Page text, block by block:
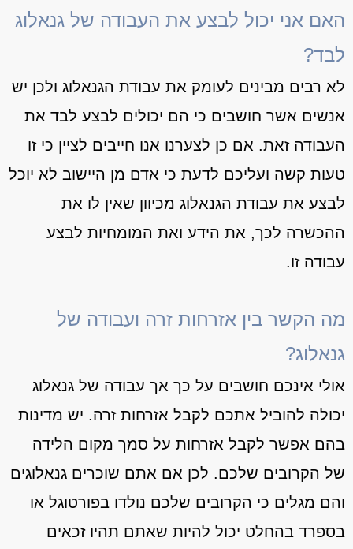
האם אני יכול לבצע את העבודה של גנאלוג
לבד?
לא רבים מבינים לעומק את עבודת הגנאלוג ולכן יש
אנשים אשר חושבים כי הם יכולים לבצע לבד את
העבודה זאת. אם כן לצערנו אנו חייבים לציין כי זו
טעות קשה ועליכם לדעת כי אדם מן היישוב לא יוכל
לבצע את עבודת הגנאלוג מכיוון שאין לו את
ההכשרה לכך, את הידע ואת המומחיות לבצע
עבודה זו.
מה הקשר בין אזרחות זרה ועבודה של
גנאלוג?
אולי אינכם חושבים על כך אך עבודה של גנאלוג
יכולה להוביל אתכם לקבל אזרחות זרה. יש מדינות
בהם אפשר לקבל אזרחות על סמך מקום הלידה
של הקרובים שלכם. לכן אם אתם שוכרים גנאלוגים
והם מגלים כי הקרובים שלכם נולדו בפורטוגל או
בספרד בהחלט יכול להיות שאתם תהיו זכאים